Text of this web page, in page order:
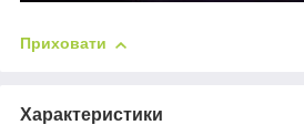
Приховати
Характеристики